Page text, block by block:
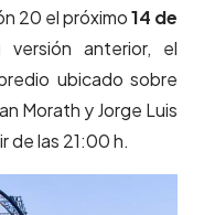
20 el próximo14 de
anterior, el
ubicado sobre
Morath y Jorge Luis
de las 21:00 h.